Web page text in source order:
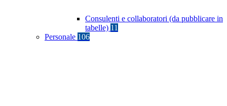
Consulenti e collaboratori (da pubblicare in
tabelle) 11
Personale 106